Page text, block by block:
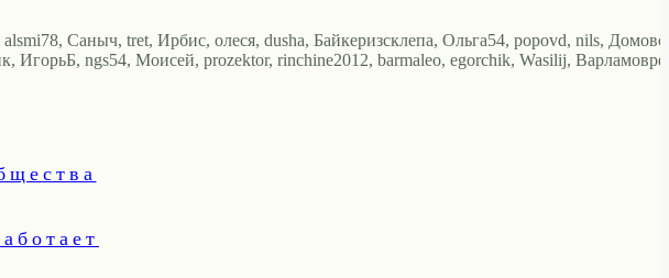
Саныч, tret, Ирбис, олеся, dusha, Байкеризсклепа, Ольга54, popovd, nils,
ngs54, Моисей, prozektor, rinchine2012, barmaleo, egorchik, Wasilij,